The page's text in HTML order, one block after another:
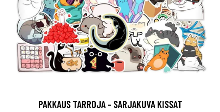
PAKKAUS TARROJA - SARJAKUVA KISSAT